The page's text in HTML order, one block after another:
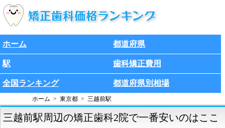
ホーム 都道府県
駅 歯科矯正費用
全国ランキング 都道府県別相場
ホーム 東京都 三越前駅
三越前駅周辺の矯正歯科2院で一番安いのはここ